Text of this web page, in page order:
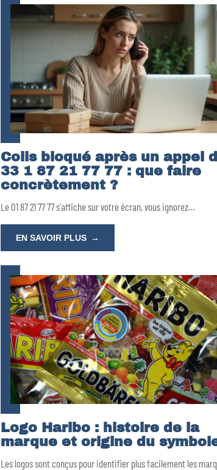
Colis bloqué après un appel
33 1 87 21 77 77 : que faire
concrètement ?
Le 01 87 21 77 77 s'affiche sur votre écran, vous ignorez…
EN SAVOIR PLUS
Logo Haribo : histoire de la
marque et origine du
Les logos sont conçus pour identifier plus facilement les